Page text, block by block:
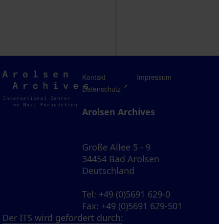
Arolsen
Archives
Kontakt
Impressum
Datenschutz
Arolsen Archives
Große Allee 5 - 9
34454 Bad Arolsen
Deutschland
Tel: +49 (0)5691 629-0
Fax: +49 (0)5691 629-501
Der ITS wird gefördert durch: